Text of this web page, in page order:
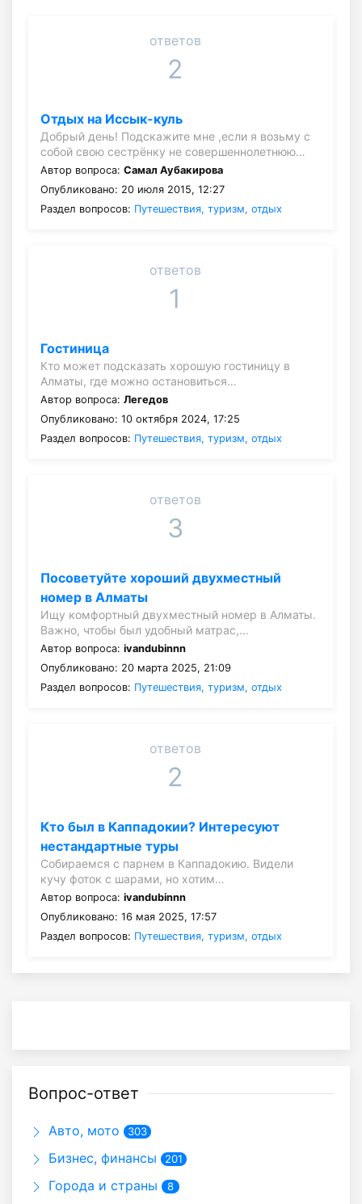
ответов
2
Отдых на Иссык-куль
Добрый день! Подскажите мне ,если я возьму с
собой свою сестрёнку не совершеннолетнюю…
Автор вопроса: Самал Аубакирова
Опубликовано: 20 июля 2015, 12:27
Раздел вопросов: Путешествия, туризм, отдых
ответов
1
Гостиница
Кто может подсказать хорошую гостиницу в
Алматы, где можно остановиться…
Автор вопроса: Легедов
Опубликовано: 10 октября 2024, 17:25
Раздел вопросов: Путешествия, туризм, отдых
ответов
3
Посоветуйте хороший двухместный
номер в Алматы
Ищу комфортный двухместный номер в Алматы.
Важно, чтобы был удобный матрас,…
Автор вопроса: ivandubinnn
Опубликовано: 20 марта 2025, 21:09
Раздел вопросов: Путешествия, туризм, отдых
ответов
2
Кто был в Каппадокии? Интересуют
нестандартные туры
Собираемся с парнем в Каппадокию. Видели
кучу фоток с шарами, но хотим…
Автор вопроса: ivandubinnn
Опубликовано: 16 мая 2025, 17:57
Раздел вопросов: Путешествия, туризм, отдых
Вопрос-ответ
Авто, мото 303
Бизнес, финансы 201
Города и страны 8